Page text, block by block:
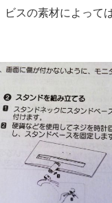
ビスの素材によって